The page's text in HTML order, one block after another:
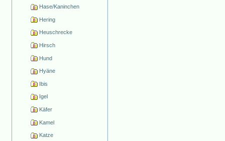
Hase/Kaninchen
Hering
Heuschrecke
Hirsch
Hund
Hyäne
Ibis
Igel
Käfer
Kamel
Katze